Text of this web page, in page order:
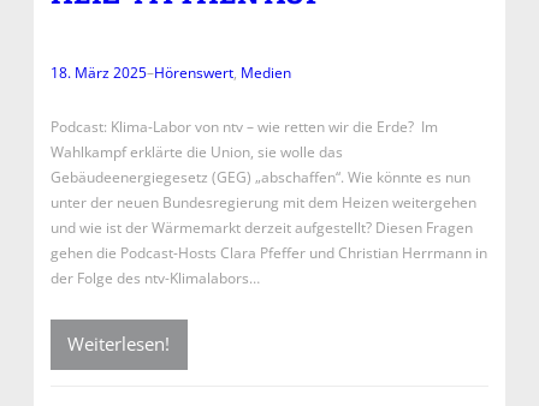
18. März 2025–Hörenswert, Medien
Podcast: Klima-Labor von ntv – wie retten wir die Erde? Im
Wahlkampf erklärte die Union, sie wolle das
Gebäudeenergiegesetz (GEG) „abschaffen“. Wie könnte es nun
unter der neuen Bundesregierung mit dem Heizen weitergehen
und wie ist der Wärmemarkt derzeit aufgestellt? Diesen Fragen
gehen die Podcast-Hosts Clara Pfeffer und Christian Herrmann in
der Folge des ntv-Klimalabors…
Weiterlesen!